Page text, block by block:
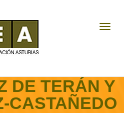
DE TERÁN Y
CASTAÑEDO